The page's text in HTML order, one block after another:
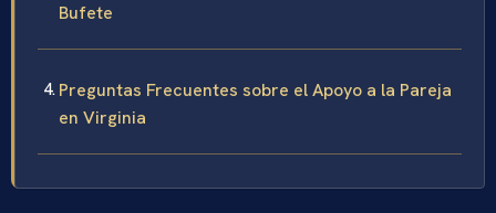
Bufete
Preguntas Frecuentes sobre el Apoyo a la Pareja
en Virginia